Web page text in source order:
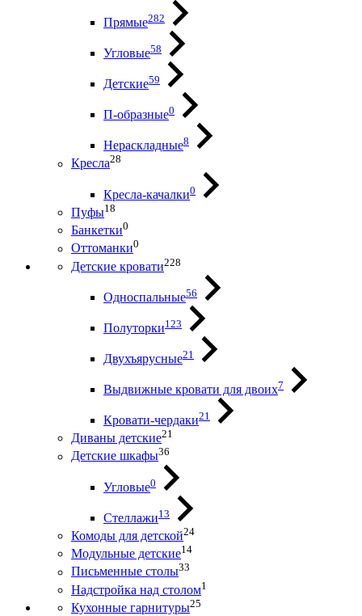
Прямые282
Угловые58
Детские59
П-образные0
Нераскладные8
Кресла28
Кресла-качалки0
Пуфы18
Банкетки0
Оттоманки0
Детские кровати228
Односпальные56
Полуторки123
Двухъярусные21
Выдвижные кровати для двоих7
Кровати-чердаки21
Диваны детские21
Детские шкафы36
Угловые0
Стеллажи13
Комоды для детской24
Модульные детские14
Письменные столы33
Надстройка над столом1
Кухонные гарнитуры25